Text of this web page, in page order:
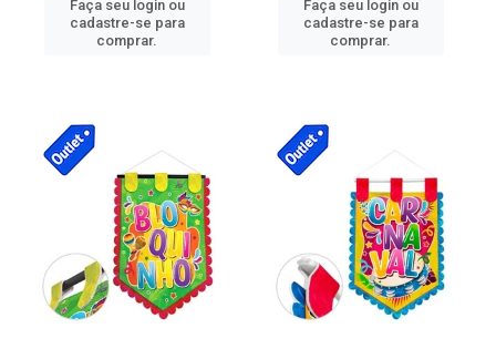
Faça seu login ou
cadastre-se para
comprar.
Faça seu login ou
cadastre-se para
comprar.